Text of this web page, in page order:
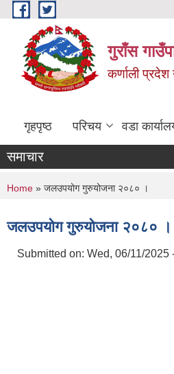
Skip to main content
गुराँस
कर्णाली
गृहपृष्ठ परिचय वडा
समाचार
You are here
Home » जलउपयोग गुरुयोजना २०८० ।
जलउपयोग गुरुयोजना २०८० ।
Submitted on: Wed, 06/11/2025